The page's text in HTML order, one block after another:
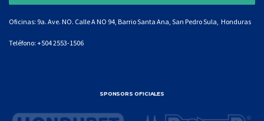
Oficinas: 9a. Ave. NO. Calle A NO 94, Barrio Santa Ana, San Pedro Sula, Honduras
Teléfono: +504 2553-1506
SPONSORS OFICIALES